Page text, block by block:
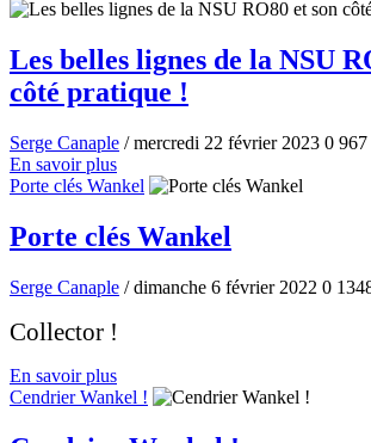
Les belles lignes de la NSU
côté pratique !
Serge Canaple / mercredi 22 février 2023 0 967
En savoir plus
Porte clés Wankel
Porte clés Wankel
Serge Canaple / dimanche 6 février 2022 0
Collector !
En savoir plus
Cendrier Wankel !